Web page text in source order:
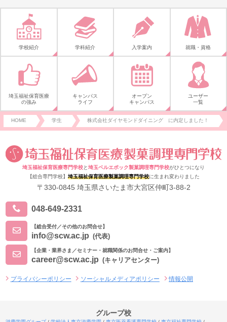
学校紹介 学科紹介 入学案内 就職・資格
埼玉福祉保育医療
の強み
キャンパス
ライフ
オープン
キャンパス
ユーザー
一覧
HOME 学生 株式会社ダイヤモンドダイニング に内定しました！
埼玉福祉保育医療専門学校と埼玉ベルエポック製菓調理専門学校がひとつになり
【総合専門学校】 埼玉福祉保育医療製菓調理専門学校に生まれ変わりました
〒330-0845 埼玉県さいたま市大宮区仲町3-88-2
048-649-2331
【総合受付／その他のお問合せ】
info@scw.ac.jp (代表)
【企業・業界さま／セミナー・就職関係のお問合せ・ご案内】
career@scw.ac.jp (キャリアセンター)
プライバシーポリシー ソーシャルメディアポリシー 情報公開
グループ校